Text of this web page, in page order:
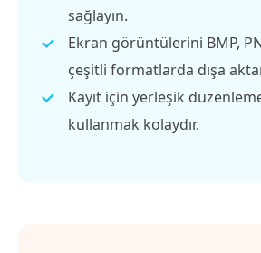
sağlayın.
Ekran görüntülerini BMP,
çeşitli formatlarda dışa
Kayıt için yerleşik
kullanmak kolaydır.